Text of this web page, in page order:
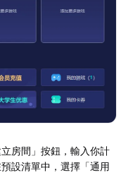
房間」按鈕，輸入你計
設清單中，選擇「通用